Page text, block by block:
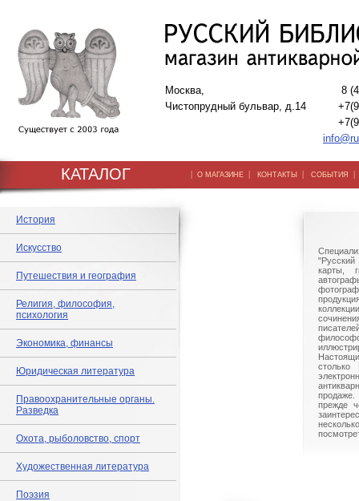
Москва,
Чистопрудный бульвар, д.14
8
КАТАЛОГ | О МАГАЗИНЕ | КОНТАКТЫ | СОБЫТИЯ
История
Искусство
Путешествия и география
Религия, философия,
психология
Экономика, финансы
Юридическая литература
Правоохранительные органы.
Разведка
Охота, рыболовство, спорт
Художественная литература
Поэзия
"Русский
карты,
столько
прежде